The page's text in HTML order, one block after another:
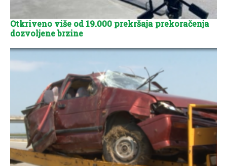
Otkriveno više od 19.000 prekršaja prekoračenja
dozvoljene brzine